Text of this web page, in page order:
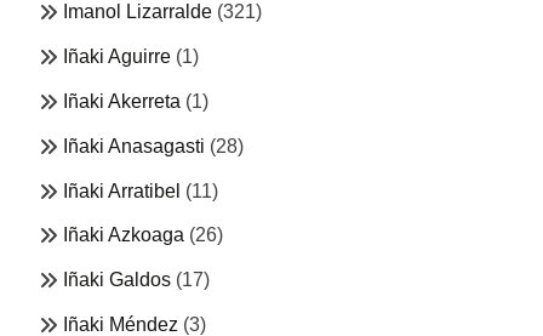
Imanol Lizarralde (321)
Iñaki Aguirre (1)
Iñaki Akerreta (1)
Iñaki Anasagasti (28)
Iñaki Arratibel (11)
Iñaki Azkoaga (26)
Iñaki Galdos (17)
Iñaki Méndez (3)